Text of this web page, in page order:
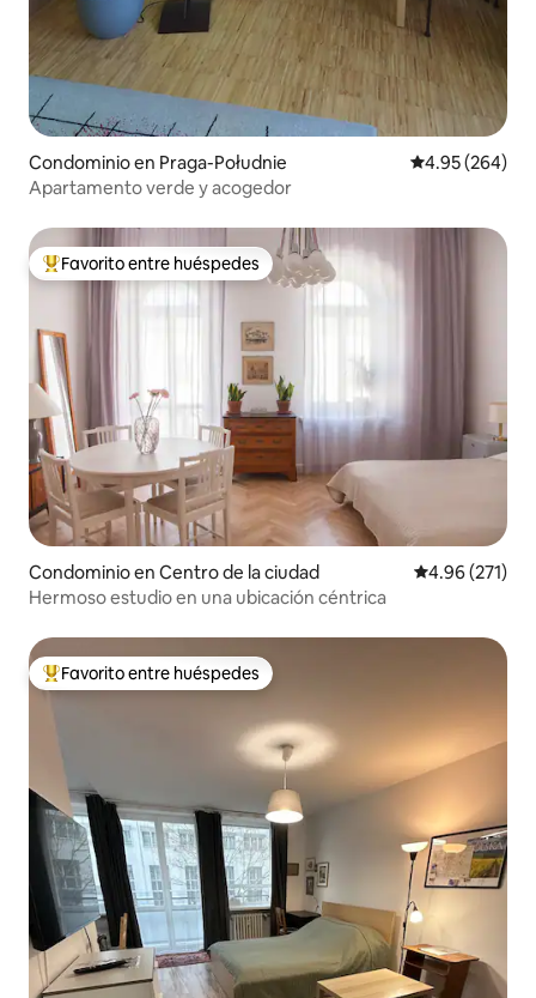
Condominio en Praga-Południe Calificación
4.95 (264)
Apartamento verde y acogedor
De los mejores en Favorito entre huéspedes
Favorito entre huéspedes
Condominio en Centro de la ciudad Calificación
4.96 (271)
Hermoso estudio en una ubicación céntrica
De los mejores en Favorito entre huéspedes
Favorito entre huéspedes